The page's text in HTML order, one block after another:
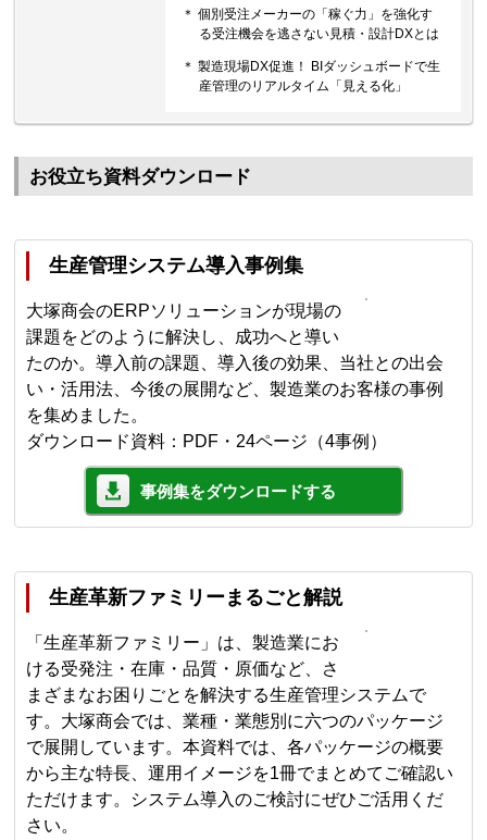
＊ 個別受注メーカーの「稼ぐ力」を強化す
る受注機会を逃さない見積・設計DXとは
＊ 製造現場DX促進！ BIダッシュボードで生
産管理のリアルタイム「見える化」
お役立ち資料ダウンロード
生産管理システム導入事例集
大塚商会のERPソリューションが現場の
課題をどのように解決し、成功へと導い
たのか。導入前の課題、導入後の効果、当社との出会
い・活用法、今後の展開など、製造業のお客様の事例
を集めました。
ダウンロード資料：PDF・24ページ（4事例）
事例集をダウンロードする
生産革新ファミリーまるごと解説
「生産革新ファミリー」は、製造業にお
ける受発注・在庫・品質・原価など、さ
まざまなお困りごとを解決する生産管理システムで
す。大塚商会では、業種・業態別に六つのパッケージ
で展開しています。本資料では、各パッケージの概要
から主な特長、運用イメージを1冊でまとめてご確認い
ただけます。システム導入のご検討にぜひご活用くだ
さい。